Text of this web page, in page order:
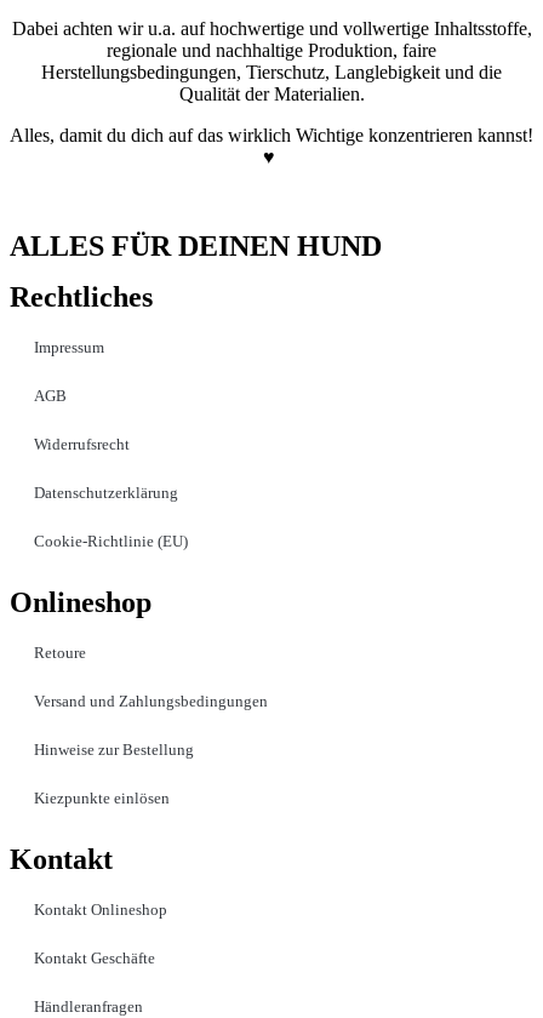
Dabei achten wir u.a. auf hochwertige und vollwertige Inhaltsstoffe,
regionale und nachhaltige Produktion, faire
Herstellungsbedingungen, Tierschutz, Langlebigkeit und die
Qualität der Materialien.
Alles, damit du dich auf das wirklich Wichtige konzentrieren kannst!
♥
ALLES FÜR DEINEN HUND
Rechtliches
Impressum
AGB
Widerrufsrecht
Datenschutzerklärung
Cookie-Richtlinie (EU)
Onlineshop
Retoure
Versand und Zahlungsbedingungen
Hinweise zur Bestellung
Kiezpunkte einlösen
Kontakt​
Kontakt Onlineshop
Kontakt Geschäfte
Händleranfragen